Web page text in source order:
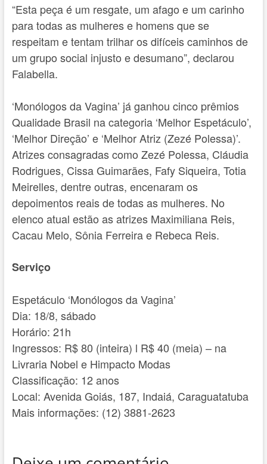
“Esta peça é um resgate, um afago e um carinho
para todas as mulheres e homens que se
respeitam e tentam trilhar os difíceis caminhos de
um grupo social injusto e desumano”, declarou
Falabella.
‘Monólogos da Vagina’ já ganhou cinco prêmios
Qualidade Brasil na categoria ‘Melhor Espetáculo’,
‘Melhor Direção’ e ‘Melhor Atriz (Zezé Polessa)’.
Atrizes consagradas como Zezé Polessa, Cláudia
Rodrigues, Cissa Guimarães, Fafy Siqueira, Totia
Meirelles, dentre outras, encenaram os
depoimentos reais de todas as mulheres. No
elenco atual estão as atrizes Maximiliana Reis,
Cacau Melo, Sônia Ferreira e Rebeca Reis.
Serviço
Espetáculo ‘Monólogos da Vagina’
Dia: 18/8, sábado
Horário: 21h
Ingressos: R$ 80 (inteira) l R$ 40 (meia) – na
Livraria Nobel e Himpacto Modas
Classificação: 12 anos
Local: Avenida Goiás, 187, Indaiá, Caraguatatuba
Mais informações: (12) 3881-2623